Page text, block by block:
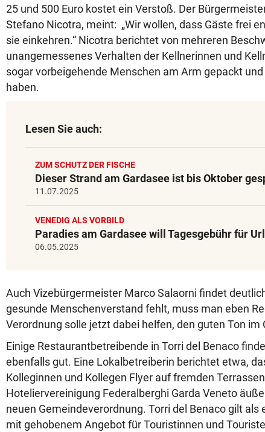
25 und 500 Euro kostet ein Verstoß. Der
Stefano Nicotra, meint: „Wir wollen, dass Gäste frei
sie einkehren.“ Nicotra berichtet von mehreren
unangemessenes Verhalten der Kellnerinnen und
sogar vorbeigehende Menschen am Arm gepackt
haben.
Lesen Sie auch:
ZUM SCHUTZ DER FISCHE
Dieser Strand am Gardasee ist bis Oktober
11.07.2025
VENEDIG ALS VORBILD
Paradies am Gardasee will Tagesgebühr für
06.05.2025
Auch Vizebürgermeister Marco Salaorni findet
gesunde Menschenverstand fehlt, muss man eben
Verordnung solle jetzt dabei helfen, den guten Ton
Einige Restaurantbetreibende in Torri del Benaco
ebenfalls gut. Eine Lokalbetreiberin berichtet etwa,
Kolleginnen und Kollegen Flyer auf fremden
Hoteliervereinigung Federalberghi Garda Veneto
neuen Gemeindeverordnung. Torri del Benaco gilt als
mit gehobenem Angebot für Touristinnen und